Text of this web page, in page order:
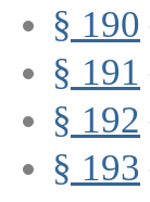
§ 190
§ 191
§ 192
§ 193